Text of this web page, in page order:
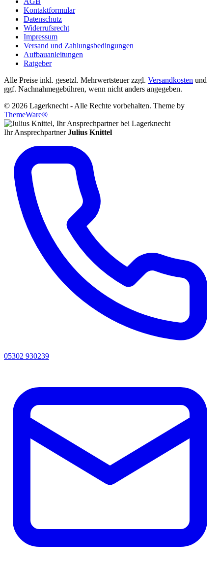
Kontaktformular
Datenschutz
Widerrufsrecht
Impressum
Versand und Zahlungsbedingungen
Aufbauanleitungen
Ratgeber
Alle Preise inkl. gesetzl. Mehrwertsteuer zzgl. Versandkosten und
ggf. Nachnahmegebühren, wenn nicht anders angegeben.
© 2026 Lagerknecht - Alle Rechte vorbehalten. Theme by
ThemeWare®
Ihr Ansprechpartner Julius Knittel
05302 930239